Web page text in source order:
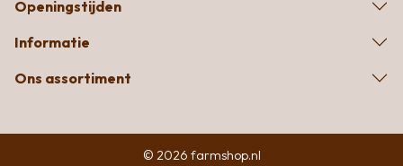
Openingstijden
Informatie
Ons assortiment
© 2026 farmshop.nl